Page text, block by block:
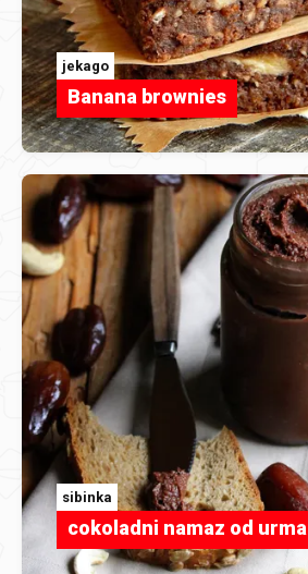
jekago
Banana brownies
sibinka
cokoladni namaz od urma